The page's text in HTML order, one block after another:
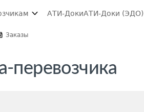
АТИ-ДокиАТИ-Доки (ЭДО)
Заказы
перевозчика